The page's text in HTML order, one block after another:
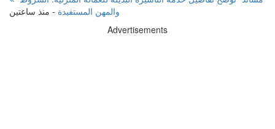
والمهن المستفيدة - منذ ساعتين
Advertisements